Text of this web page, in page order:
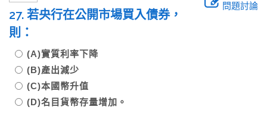
問題討論
27. 若央行在公開市場買入債券，
則：
(A)實質利率下降
(B)產出減少
(C)本國幣升值
(D)名目貨幣存量增加。